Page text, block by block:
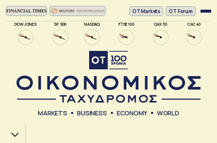
DOW JONES SP 500 NASDAQ FTSE 100 DAX 30 CAC 40
ΟΤ Markets OT Forum
MARKETS BUSINESS ECONOMY WORLD
Χ.Α.